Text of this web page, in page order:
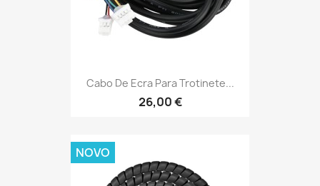
Cabo De Ecra Para Trotinete...
26,00 €
NOVO